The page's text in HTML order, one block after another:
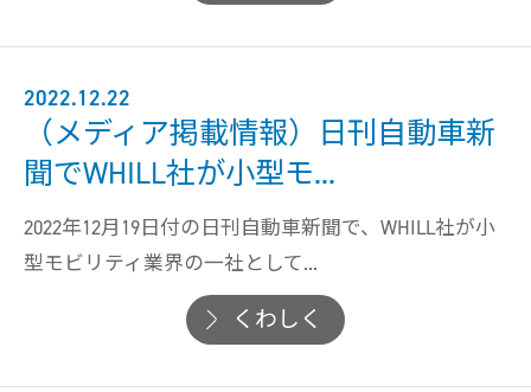
2022.12.22
（メディア掲載情報）日刊自動車新
聞でWHILL社が小型モ...
2022年12月19日付の日刊自動車新聞で、WHILL社が小
型モビリティ業界の一社として...
くわしく